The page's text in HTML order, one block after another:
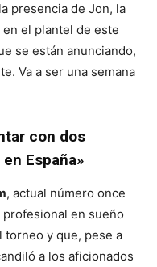
presencia de Jon, la
el plantel de este
se están anunciando,
Va a ser una semana
con dos
España»
, actual número once
en sueño
torneo y que, pese a
a los aficionados